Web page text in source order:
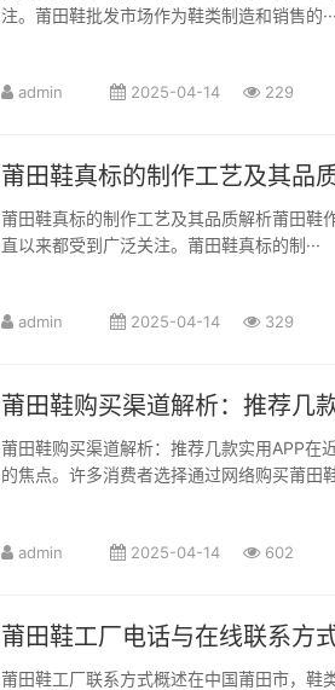
注。莆田鞋批发市场作为鞋类制造和销售的···
admin 2025-04-14 229
莆田鞋真标的制作工艺及其品
莆田鞋真标的制作工艺及其品质解析莆田鞋
直以来都受到广泛关注。莆田鞋真标的制···
admin 2025-04-14 329
莆田鞋购买渠道解析：推荐几
莆田鞋购买渠道解析：推荐几款实用APP在
的焦点。许多消费者选择通过网络购买莆田鞋
admin 2025-04-14 602
莆田鞋工厂电话与在线联系方
莆田鞋工厂联系方式概述在中国莆田市，鞋